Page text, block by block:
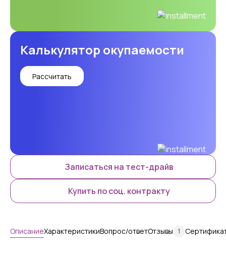
Калькулятор окупаемости
Рассчитать
Записаться на тест-драйв
Купить по соц. контракту
ОписаниеХарактеристикиВопрос/ответОтзывы 1